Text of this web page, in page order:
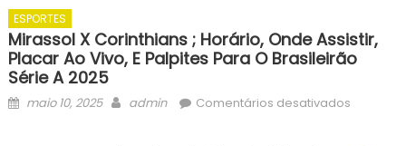
ESPORTES
Mirassol X Corinthians ; Horário, Onde Assistir,
Placar Ao Vivo, E Palpites Para O Brasileirão
Série A 2025
Posted
maio 10, 2025 Author
admin Comentários desativadosem